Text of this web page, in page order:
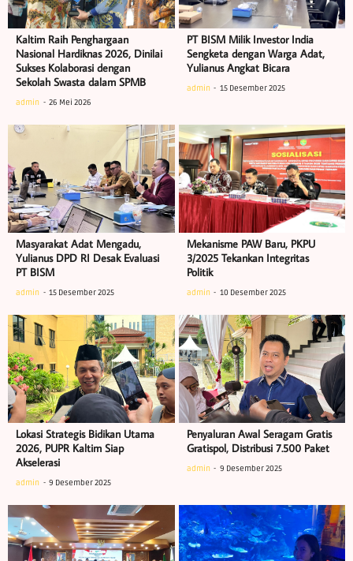
Kaltim Raih Penghargaan
Nasional Hardiknas 2026, Dinilai
Sukses Kolaborasi dengan
Sekolah Swasta dalam SPMB
admin 26 Mei 2026
PT BISM Milik Investor India
Sengketa dengan Warga Adat,
Yulianus Angkat Bicara
admin 15 Desember 2025
Masyarakat Adat Mengadu,
Yulianus DPD RI Desak Evaluasi
PT BISM
admin 15 Desember 2025
Mekanisme PAW Baru, PKPU
3/2025 Tekankan Integritas
Politik
admin 10 Desember 2025
Lokasi Strategis Bidikan Utama
2026, PUPR Kaltim Siap
Akselerasi
admin 9 Desember 2025
Penyaluran Awal Seragam Gratis
Gratispol, Distribusi 7.500 Paket
admin 9 Desember 2025